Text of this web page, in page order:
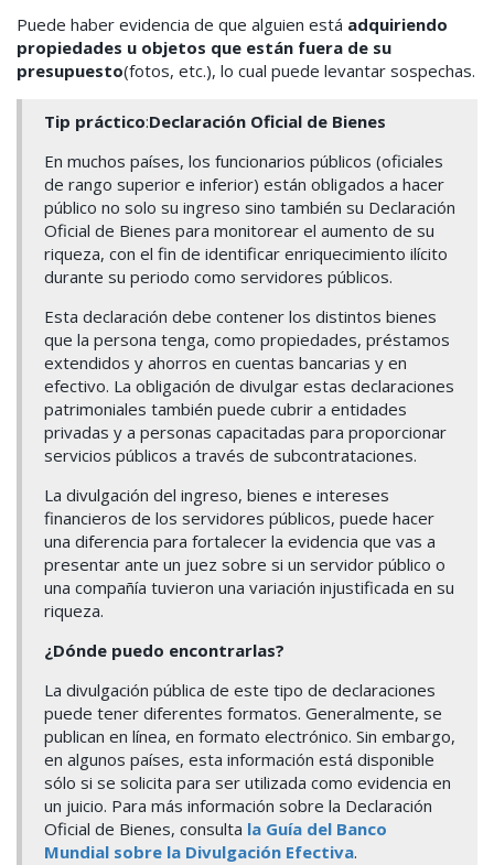
Puede haber evidencia de que alguien está adquiriendo
propiedades u objetos que están fuera de su
presupuesto(fotos, etc.), lo cual puede levantar sospechas.
Tip práctico:Declaración Oficial de Bienes
En muchos países, los funcionarios públicos (oficiales
de rango superior e inferior) están obligados a hacer
público no solo su ingreso sino también su Declaración
Oficial de Bienes para monitorear el aumento de su
riqueza, con el fin de identificar enriquecimiento ilícito
durante su periodo como servidores públicos.
Esta declaración debe contener los distintos bienes
que la persona tenga, como propiedades, préstamos
extendidos y ahorros en cuentas bancarias y en
efectivo. La obligación de divulgar estas declaraciones
patrimoniales también puede cubrir a entidades
privadas y a personas capacitadas para proporcionar
servicios públicos a través de subcontrataciones.
La divulgación del ingreso, bienes e intereses
financieros de los servidores públicos, puede hacer
una diferencia para fortalecer la evidencia que vas a
presentar ante un juez sobre si un servidor público o
una compañía tuvieron una variación injustificada en su
riqueza.
¿Dónde puedo encontrarlas?
La divulgación pública de este tipo de declaraciones
puede tener diferentes formatos. Generalmente, se
publican en línea, en formato electrónico. Sin embargo,
en algunos países, esta información está disponible
sólo si se solicita para ser utilizada como evidencia en
un juicio. Para más información sobre la Declaración
Oficial de Bienes, consulta la Guía del Banco
Mundial sobre la Divulgación Efectiva.